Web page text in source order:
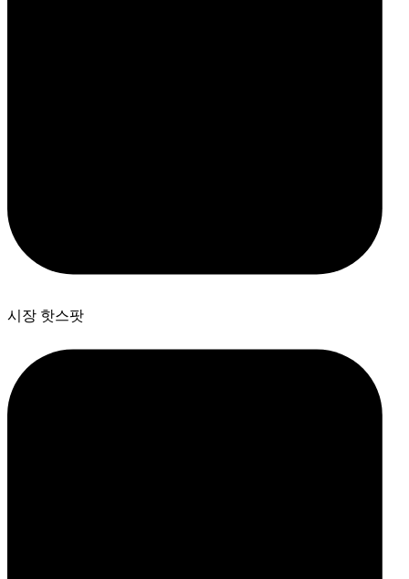
시장 핫스팟